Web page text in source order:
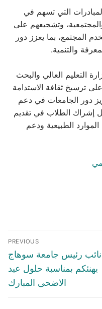
التي تسهم في
وتشجيعهم على
المجتمع، بما يعزز دور
والتنمية.
التعليم العالي والبحث
ترسيخ ثقافة الاستدامة
دور الجامعات في دعم
إشراك الطلاب في تقديم
الطبيعية ودعم
PREVIOUS
Previous
post:
نائب رئيس جامعة سوهاج
يهنئكم بمناسبة حلول عيد
الاضحى المبارك